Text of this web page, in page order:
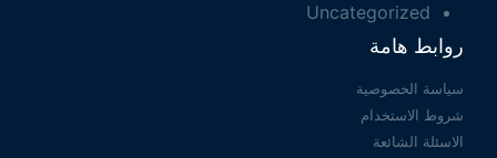
Uncategorized
روابط هامة
سياسة الخصوصية
شروط الاستخدام
الاسئلة الشائعة